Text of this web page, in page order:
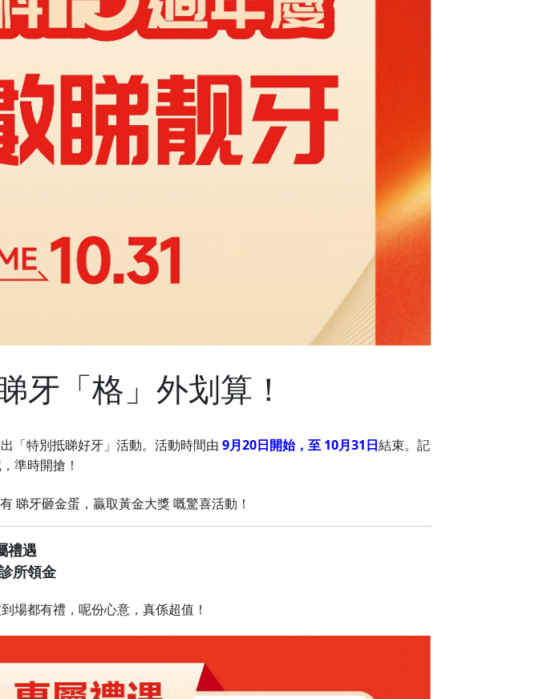
牙「格」外划算！
「特別抵睇好牙」活動。活動時間由 9月20日開始，至 10月31日結束。記
準時開搶！
睇牙砸金蛋，贏取黃金大獎 嘅驚喜活動！
禮遇
所領金
場都有禮，呢份心意，真係超值！